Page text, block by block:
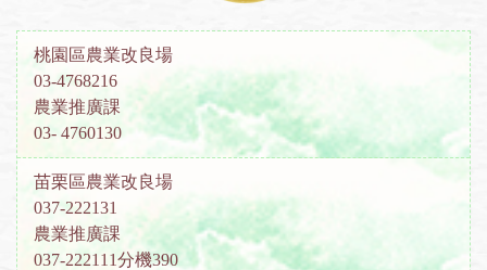
桃園區農業改良場
03-4768216
農業推廣課
03- 4760130
苗栗區農業改良場
037-222131
農業推廣課
037-222111分機390